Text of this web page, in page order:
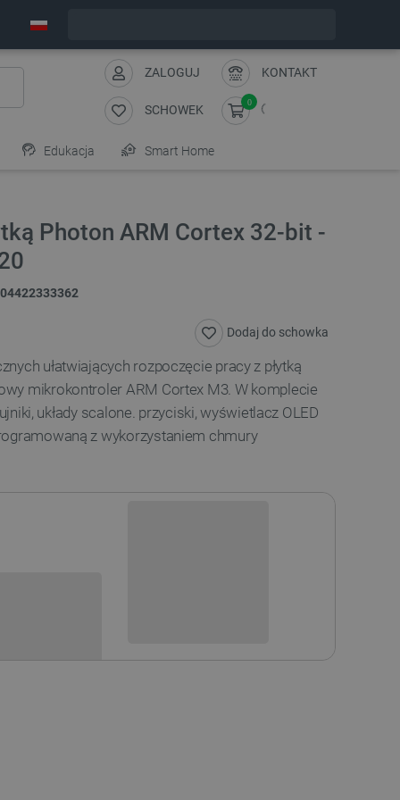
ZALOGUJ KONTAKT
SCHOWEK
0
Edukacja Smart Home
Photon ARM Cortex 32-bit -
Dodaj do schowka
ułatwiających rozpoczęcie pracy z płytką
mikrokontroler ARM Cortex M3. W komplecie
układy scalone. przyciski, wyświetlacz OLED
z wykorzystaniem chmury